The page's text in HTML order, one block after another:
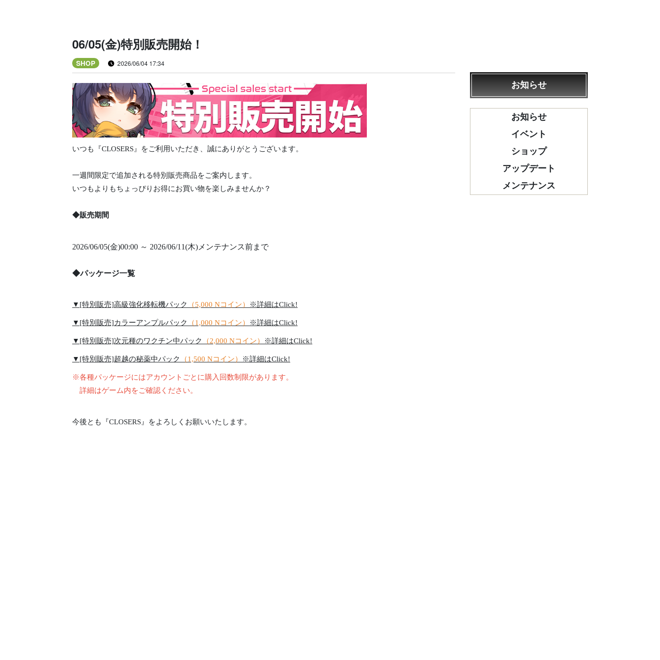
06/05(金)特別販売開始！
SHOP 2026/06/04 17:34
いつも『CLOSERS』をご利用いただき、誠にありがとうございます。
一週間限定で追加される特別販売商品をご案内します。
いつもよりもちょっぴりお得にお買い物を楽しみませんか？
◆販売期間
2026/06/05(金)00:00 ～ 2026/06/11(木)メンテナンス前まで
◆パッケージ一覧
▼[特別販売]高級強化移転機パック （5,000 Nコイン） ※詳細はClick!
▼[特別販売]カラーアンプルパック （1,000 Nコイン） ※詳細はClick!
▼[特別販売]次元種のワクチン中パック （2,000 Nコイン） ※詳細はClick!
▼[特別販売]超越の秘薬中パック （1,500 Nコイン） ※詳細はClick!
※各種パッケージにはアカウントごとに購入回数制限があります。
詳細はゲーム内をご確認ください。
今後とも『CLOSERS』をよろしくお願いいたします。
お知らせ
お知らせ
イベント
ショップ
アップデート
メンテナンス